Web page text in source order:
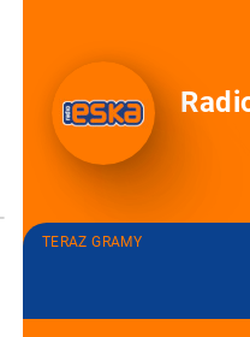
TERAZ GRAMY